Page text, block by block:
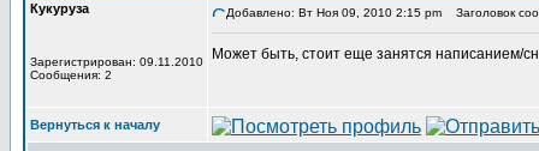
Кукуруза
Зарегистрирован: 09.11.2010
Сообщения: 2
Добавлено: Вт Ноя 09, 2010 2:15 pm Заголовок
Может быть, стоит еще занятся написанием/
Вернуться к началу